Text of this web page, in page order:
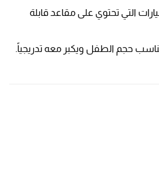
التي تحتوي على مقاعد قابلة
حجم الطفل ويكبر معه تدريجياً.